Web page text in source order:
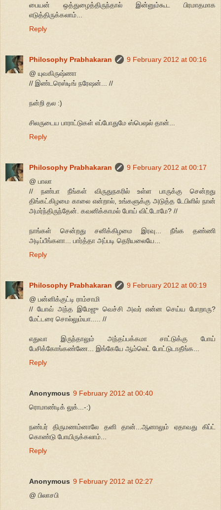
பையன் ஒத்துழைத்திருந்தால் இன்னும்கூட பிரமாதமாக
எடுத்திருக்கலாம்...
Reply
Philosophy Prabhakaran
9 February 2012 at 00:16
@ யுவகிருஷ்ணா
// இண்டரெஸ்டிங் நரேஷன்... //
நன்றி தல :)
சிலருடைய பாராட்டுகள் எப்போதுமே ஸ்பெஷல் தான்...
Reply
Philosophy Prabhakaran
9 February 2012 at 00:17
@ பாலா
// நண்பா நீங்கள் விருதுநகரில் உள்ள பாருக்கு சென்றது
திங்கட்கிழமை காலை என்றால், உங்களுக்கு அடுத்த டேபிளில் நான்
அமர்ந்திருந்தேன். கவனிக்காமல் போய் விட்டோமே? //
நாங்கள் சென்றது சனிக்கிழமை இரவு... நீங்க தண்ணி
அடிப்பீங்களா... பார்த்தா அப்படி தெரியலையே...
Reply
Philosophy Prabhakaran
9 February 2012 at 00:19
@ பன்னிக்குட்டி ராம்சாமி
// யோவ் அந்த இமேஜு வெச்சி அவர் என்ன செய்ய போறாரு?
மேட்டரை சொல்லும்யா..... //
எதுவா இருந்தாலும் அந்தப்பக்கமா சாட்டுக்கு போய்
பேசிக்கோங்கண்ணே... இங்கேயே ஆம்லெட் போட்டுடாதீங்க...
Reply
Anonymous 9 February 2012 at 00:40
ரொமாண்டிக் லுக்...-:)
நண்பர் திருமணம்னாலே தனி தான்...ஆனாலும் ஏதாவது கிப்ட்
கொண்டு போயிருக்கலாம்...
Reply
Anonymous 9 February 2012 at 02:27
@ பிலாசபி